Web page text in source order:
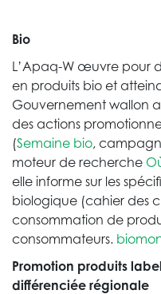
Bio
L’Apaq-W œuvre pour
en produits bio et
Gouvernement wallon
des actions
(Semaine bio,
moteur de recherche
elle informe sur les
biologique (cahier des
consommation de
consommateurs.
Promotion produits
différenciée régionale